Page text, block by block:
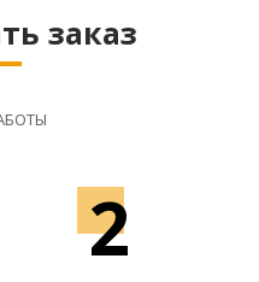
заказ
2